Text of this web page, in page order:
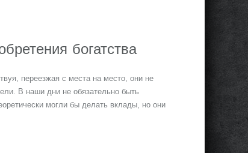
богатства
переезжая с места на место, они не
В наши дни не обязательно быть
могли бы делать вклады, но они